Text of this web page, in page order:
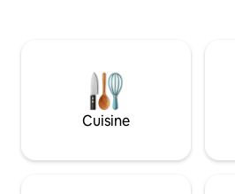
Cuisine